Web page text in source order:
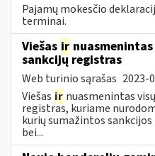
Pajamų mokesčio
terminai.
Viešas ir
sankcijų registras
Web turinio sąrašas 2023-
Viešas ir nuasmenintas
registras, kuriame
kurių sumažintos
bei...